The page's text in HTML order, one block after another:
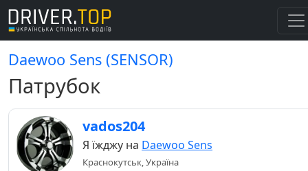
Daewoo Sens (SENSOR)
Патрубок
vados204
Я їжджу на Daewoo Sens
Краснокутськ, Україна